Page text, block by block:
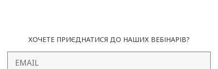
ХОЧЕТЕ ПРИЄДНАТИСЯ ДО НАШИХ ВЕБІНАРІВ?